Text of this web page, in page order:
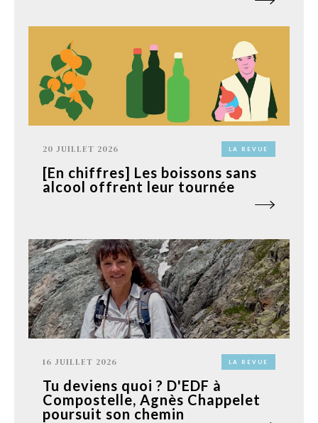
20 JUILLET 2026 LA REVUE
[En chiffres] Les boissons sans
alcool offrent leur tournée
16 JUILLET 2026 LA REVUE
Tu deviens quoi ? D'EDF à
Compostelle, Agnès Chappelet
poursuit son chemin